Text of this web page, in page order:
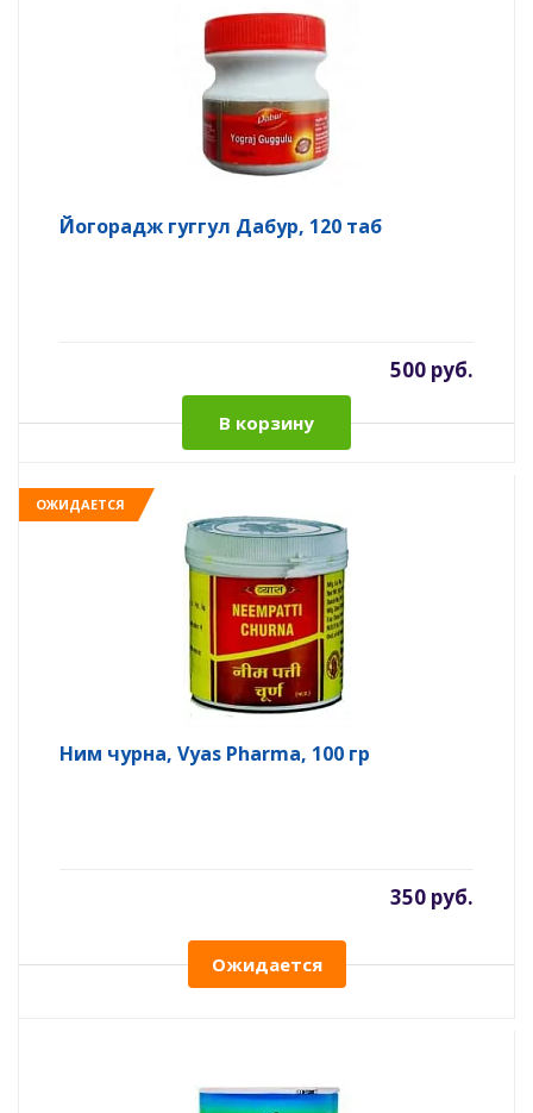
Йогорадж гуггул Дабур, 120 таб
500 руб.
В корзину
ОЖИДАЕТСЯ
Ним чурна, Vyas Pharma, 100 гр
350 руб.
Ожидается